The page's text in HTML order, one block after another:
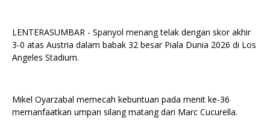
LENTERASUMBAR - Spanyol menang telak dengan skor akhir
3-0 atas Austria dalam babak 32 besar Piala Dunia 2026 di Los
Angeles Stadium.
Mikel Oyarzabal memecah kebuntuan pada menit ke-36
memanfaatkan umpan silang matang dari Marc Cucurella.